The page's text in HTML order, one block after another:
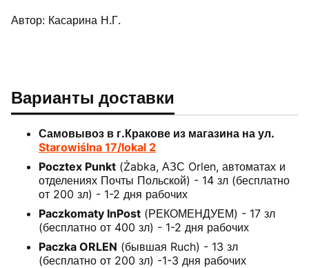
Автор: Касарина Н.Г.
Варианты доставки
Самовывоз в г.Кракове из магазина на ул.
Starowiślna 17/lokal 2
Pocztex Punkt (Żabka, АЗС Orlen, автоматах и
отделениях Почты Польской) - 14 зл (бесплатно
от 200 зл) - 1-2 дня рабочих
Paczkomaty InPost (РЕКОМЕНДУЕМ) - 17 зл
(бесплатно от 400 зл) - 1-2 дня рабочих
Paczka ORLEN (бывшая Ruch) - 13 зл
(бесплатно от 200 зл) -1-3 дня рабочих